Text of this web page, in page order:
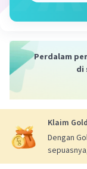
Perdalam
di
Klaim
Dengan